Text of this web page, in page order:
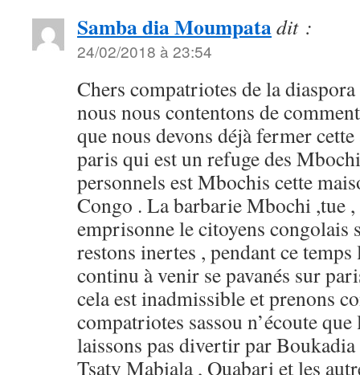
Samba dia Moumpatadit :
24/02/2018 à 23:54
Chers compatriotes de la
nous nous contentons de
que nous devons déjà fermer cette
paris qui est un refuge des
personnels est Mbochis cette
Congo . La barbarie Mbochi ,tue
emprisonne le citoyens congolais
restons inertes , pendant ce
continu à venir se pavanés sur
cela est inadmissible et prenons
compatriotes sassou n’écoute
laissons pas divertir par
Tsaty Mabiala , Ouabari et les